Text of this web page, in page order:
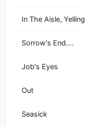
In The Aisle, Yelling
Sorrow's End....
Job's Eyes
Out
Seasick